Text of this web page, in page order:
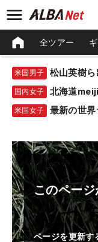
全ツアー
米国男子
国内女子 北海道
米国女子 最新の世
このペー
ページを更新す